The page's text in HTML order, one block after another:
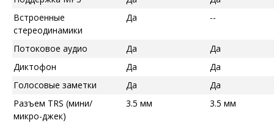
Встроенные
стереодинамики
Да --
Потоковое аудио Да
Да
Диктофон
Да
Да
Голосовые заметки
Да
Да
Разъем TRS (мини/
микро-джек)
3.5 мм 3.5 мм